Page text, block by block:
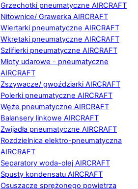
Grzechotki pneumatyczne AIRCRAFT
Nitownice/ Grawerka AIRCRAFT
Wiertarki pneumatyczne AIRCRAFT
Wkrętaki pneumatyczne AIRCRAFT
Szlifierki pneumatyczne AIRCRAFT
Młoty udarowe - pneumatyczne
AIRCRAFT
Zszywacze/ gwoździarki AIRCRAFT
Polerki pneumatyczne AIRCRAFT
Węże pneumatyczne AIRCRAFT
Balansery linkowe AIRCRAFT
Zwijadła pneumatyczne AIRCRAFT
Rozdzielnica elektro-pneumatyczna
AIRCRAFT
Separatory woda-olej AIRCRAFT
Spusty kondensatu AIRCRAFT
Osuszacze sprężonego powietrza